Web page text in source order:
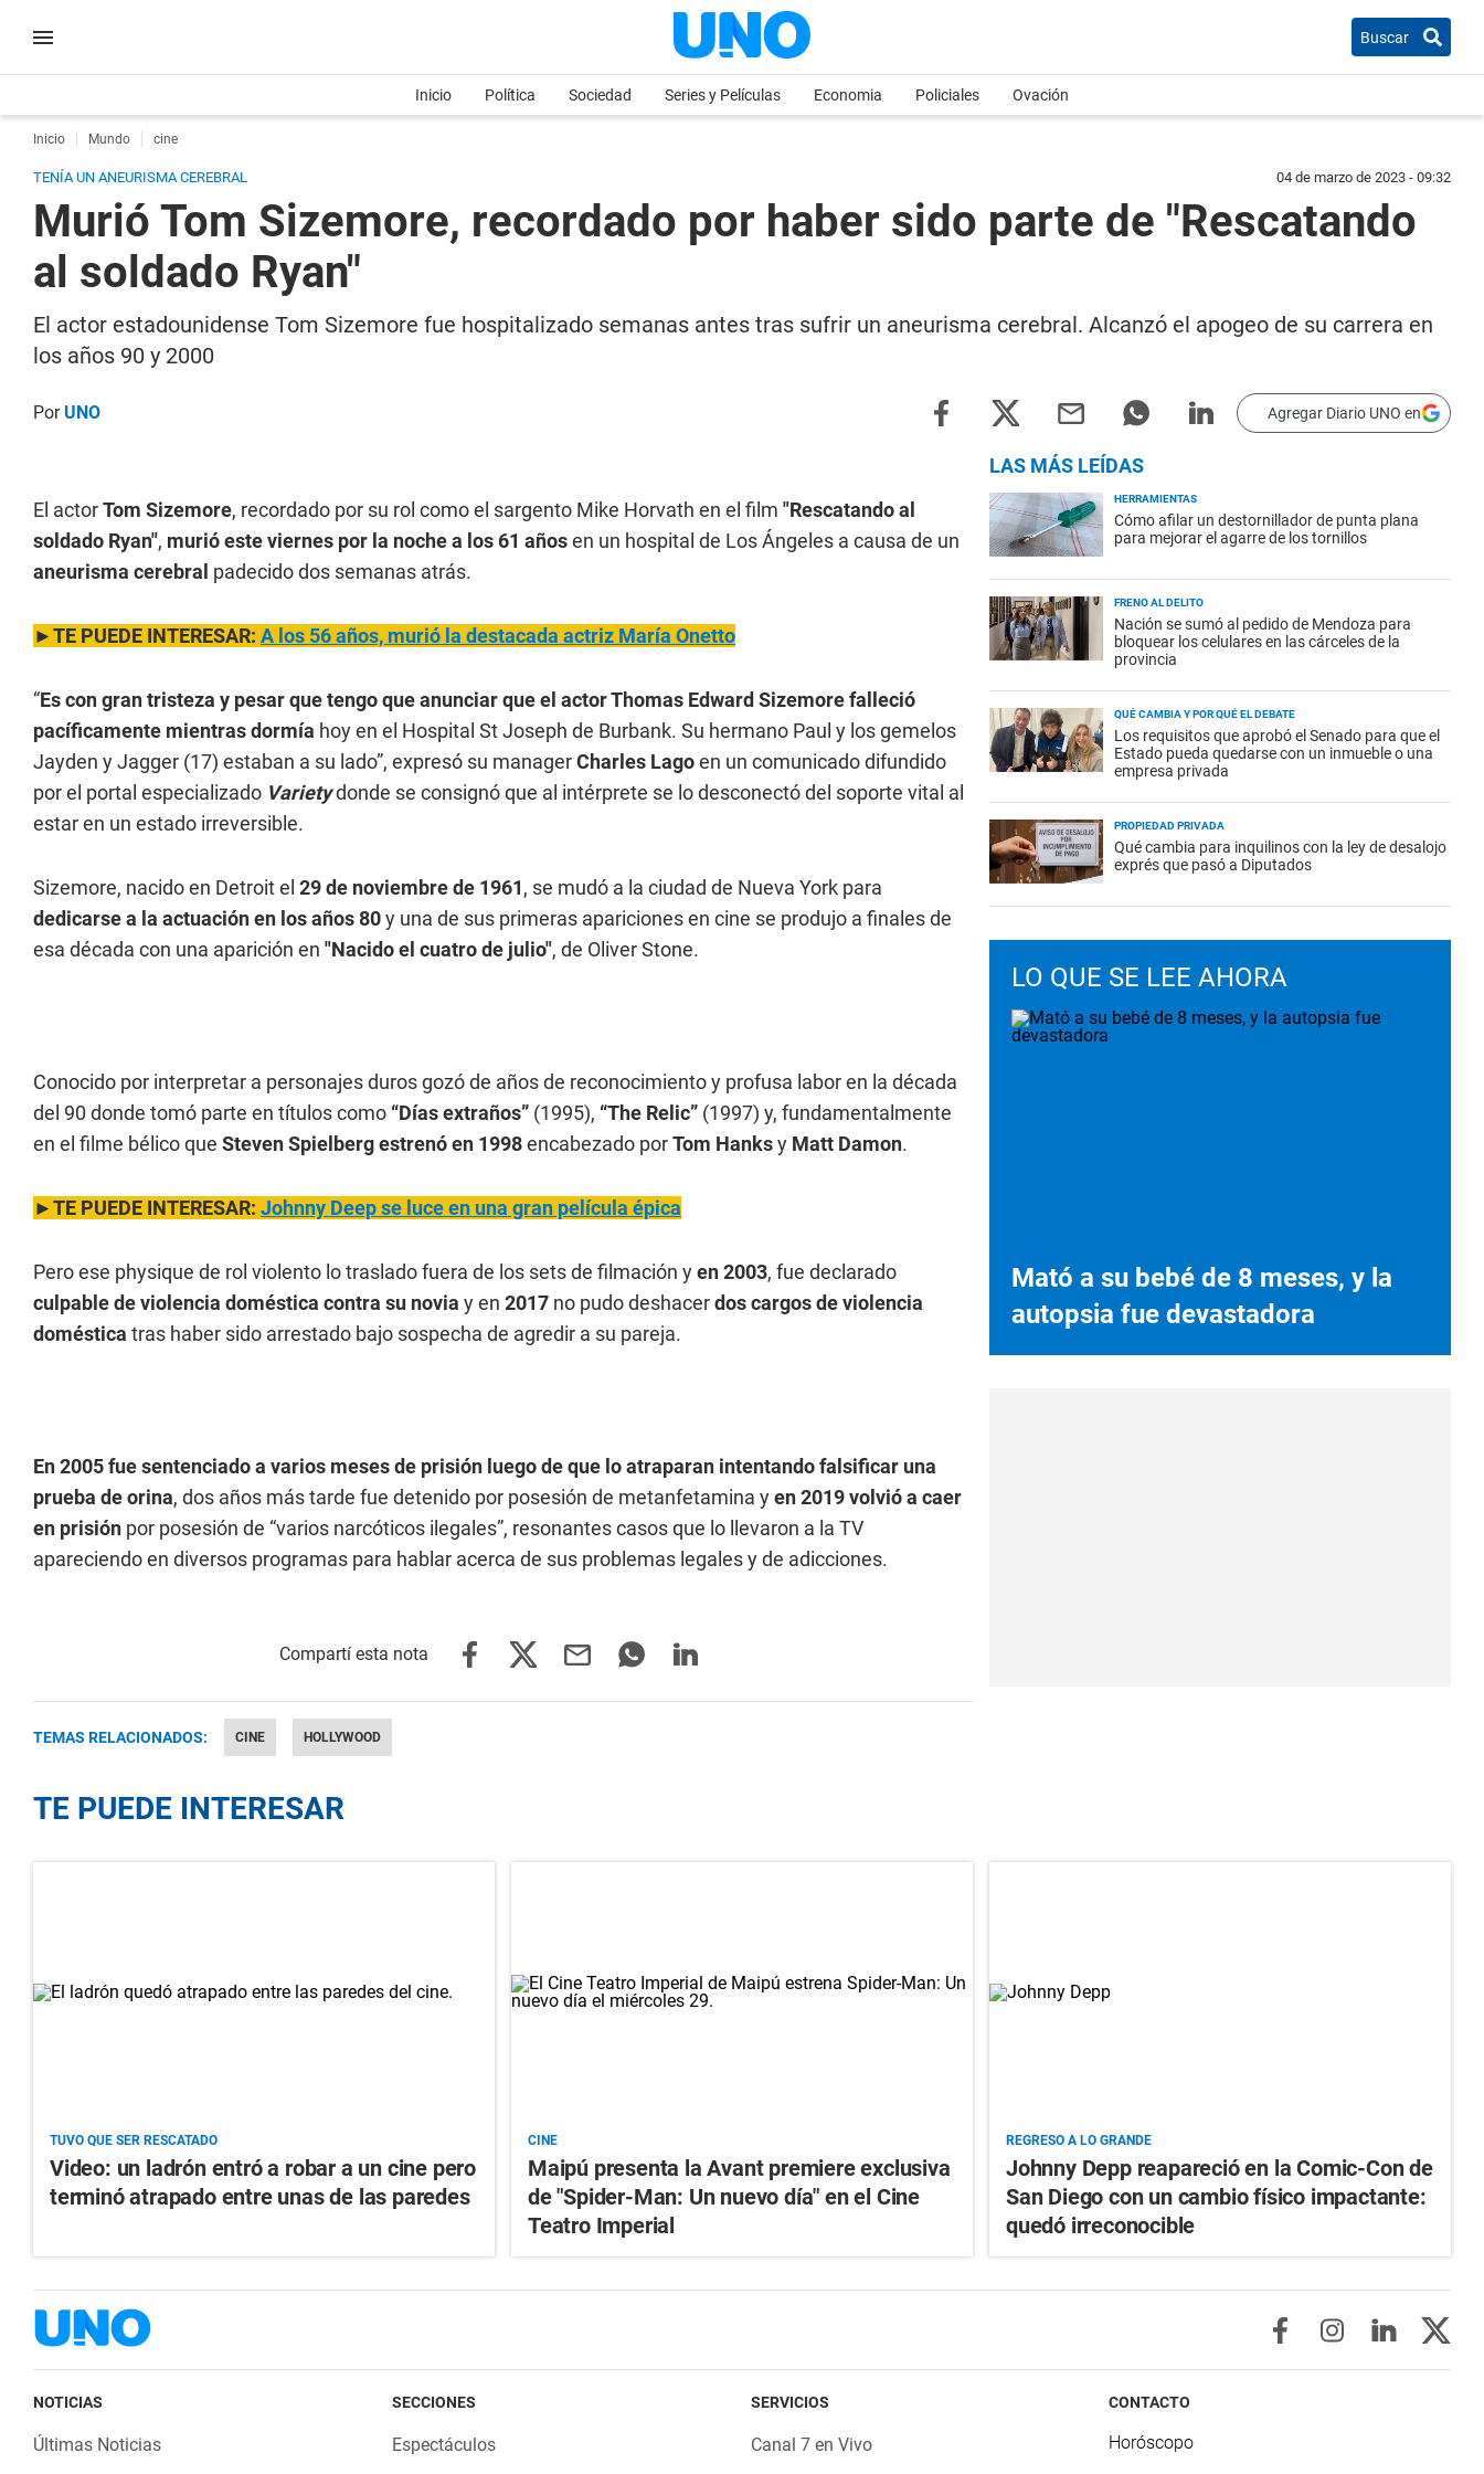
Buscar
Inicio Política Sociedad Series y Películas Economia Policiales Ovación
Inicio Mundo cine
TENÍA UN ANEURISMA CEREBRAL 04 de marzo de 2023 - 09:32
Murió Tom Sizemore, recordado por haber sido parte de "Rescatando
al soldado Ryan"
El actor estadounidense Tom Sizemore fue hospitalizado semanas antes tras sufrir un aneurisma cerebral. Alcanzó el apogeo de su carrera en
los años 90 y 2000
PorUNO Agregar Diario UNO en
El actorTom Sizemore, recordado por su rol como el sargento Mike Horvath en el film "Rescatando al
soldado Ryan", murió este viernes por la noche a los 61 añosen un hospital de Los Ángeles a causa de un
aneurisma cerebral padecido dos semanas atrás.
►TE PUEDE INTERESAR: A los 56 años, murió la destacada actriz María Onetto
“Es con gran tristeza y pesar que tengo que anunciar que el actor Thomas Edward Sizemore falleció
pacíficamente mientras dormía hoy en el Hospital St Joseph de Burbank. Su hermano Paul y los gemelos
Jayden y Jagger (17) estaban a su lado”, expresó su managerCharles Lagoen un comunicado difundido
por el portal especializado Varietydonde se consignó que al intérprete se lo desconectó del soporte vital al
estar en un estado irreversible.
Sizemore, nacido en Detroit el 29 de noviembre de 1961, se mudó a la ciudad de Nueva York para
dedicarse a la actuación en los años 80y una de sus primeras apariciones en cine se produjo a finales de
esa década con una aparición en "Nacido el cuatro de julio", de Oliver Stone.
Conocido por interpretar a personajes duros gozó de años de reconocimiento y profusa labor en la década
del 90 donde tomó parte en títulos como “Días extraños” (1995), “The Relic” (1997) y, fundamentalmente
en el filme bélico que Steven Spielberg estrenó en 1998encabezado porTom Hanksy Matt Damon.
►TE PUEDE INTERESAR: Johnny Deep se luce en una gran película épica
Pero ese physique de rol violento lo traslado fuera de los sets de filmación yen 2003, fue declarado
culpable de violencia doméstica contra su novia y en 2017 no pudo deshacerdos cargos de violencia
doméstica tras haber sido arrestado bajo sospecha de agredir a su pareja.
En 2005 fue sentenciado a varios meses de prisión luego de que lo atraparan intentando falsificar una
prueba de orina, dos años más tarde fue detenido por posesión de metanfetamina yen 2019 volvió a caer
en prisión por posesión de “varios narcóticos ilegales”, resonantes casos que lo llevaron a la TV
apareciendo en diversos programas para hablar acerca de sus problemas legales y de adicciones.
TEMAS RELACIONADOS: CINE HOLLYWOOD
LAS MÁS LEÍDAS
HERRAMIENTAS
Cómo afilar un destornillador de punta plana
para mejorar el agarre de los tornillos
FRENO AL DELITO
Nación se sumó al pedido de Mendoza para
bloquear los celulares en las cárceles de la
provincia
QUÉ CAMBIA Y POR QUÉ EL DEBATE
Los requisitos que aprobó el Senado para que el
Estado pueda quedarse con un inmueble o una
empresa privada
PROPIEDAD PRIVADA
Qué cambia para inquilinos con la ley de desalojo
exprés que pasó a Diputados
LO QUE SE LEE AHORA
Mató a su bebé de 8 meses, y la
autopsia fue devastadora
TE PUEDE INTERESAR
TUVO QUE SER RESCATADO
Video: un ladrón entró a robar a un cine pero
terminó atrapado entre unas de las paredes
CINE
Maipú presenta la Avant premiere exclusiva
de "Spider-Man: Un nuevo día" en el Cine
Teatro Imperial
REGRESO A LO GRANDE
Johnny Depp reapareció en la Comic-Con de
San Diego con un cambio físico impactante:
quedó irreconocible
NOTICIAS
Últimas Noticias
SECCIONES
Espectáculos
SERVICIOS
Canal 7 en Vivo
CONTACTO
Horóscopo